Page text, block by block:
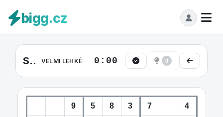
bigg.cz
Sudoku Velmi lehká #31 VELMI LEHKÉ 0:00 0